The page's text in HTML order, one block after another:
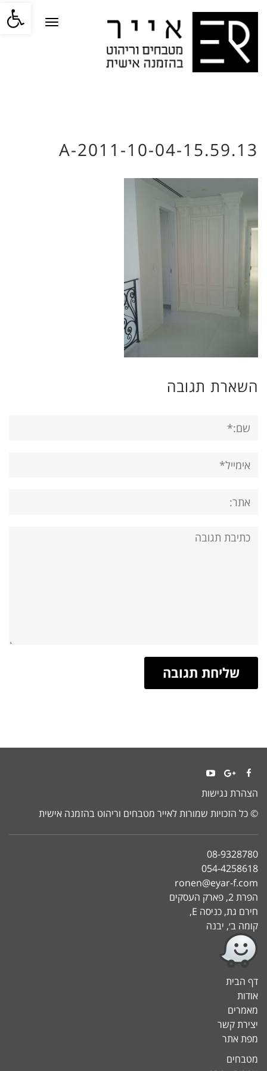
פתח
תפריט
2011-10-04-15.59.13-A
השארת תגובה
תגובה:
Facebook
Google+
YouTubeהצהרת נגישות
© כל הזכויות שמורות לאייר מטבחים וריהוט בהזמנה אישית
08-9328780
054-4258618
ronen@eyar-f.com
הפרת 2, פארק העסקים
חירם גת, כניסה E,
קומה ב׳, יבנה
דף הבית
אודות
מאמרים
יצירת קשר
מפת אתר
מטבחים